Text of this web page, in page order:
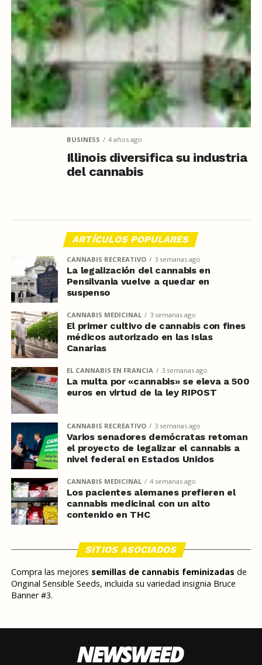
BUSINESS 4 años ago
Illinois diversifica su industria
del cannabis
ARTÍCULOS POPULARES
CANNABIS RECREATIVO 3 semanas ago
La legalización del cannabis en
Pensilvania vuelve a quedar en
suspenso
CANNABIS MEDICINAL 3 semanas ago
El primer cultivo de cannabis con fines
médicos autorizado en las Islas
Canarias
EL CANNABIS EN FRANCIA 3 semanas ago
La multa por «cannabis» se eleva a 500
euros en virtud de la ley RIPOST
CANNABIS RECREATIVO 3 semanas ago
Varios senadores demócratas retoman
el proyecto de legalizar el cannabis a
nivel federal en Estados Unidos
CANNABIS MEDICINAL 4 semanas ago
Los pacientes alemanes prefieren el
cannabis medicinal con un alto
contenido en THC
SITIOS ASOCIADOS
Compra las mejores semillas de cannabis feminizadas de
Original Sensible Seeds, incluida su variedad insignia Bruce
Banner #3.